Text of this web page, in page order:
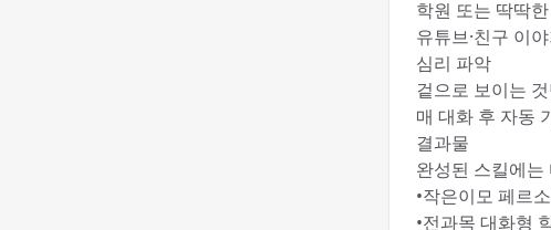
학원 또는 딱딱
유튜브·친구 이
심리 파악
겉으로 보이는
매 대화 후 자동
결과물
완성된 스킬에
•작은이모 페르
•전과목 대화형